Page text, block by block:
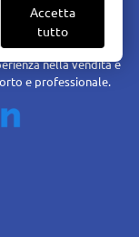
Accetta
tutto
e professionale.